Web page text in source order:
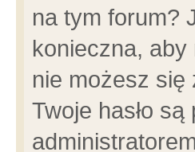
na tym forum?
konieczna, aby
nie możesz się
Twoje hasło